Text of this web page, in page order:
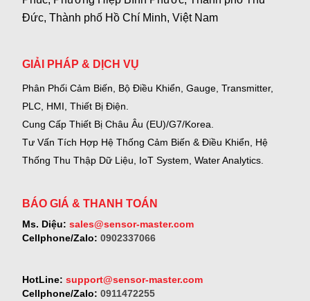
Đức, Thành phố Hồ Chí Minh, Việt Nam
GIẢI PHÁP & DỊCH VỤ
Phân Phối Cảm Biến, Bộ Điều Khiển, Gauge, Transmitter,
PLC, HMI, Thiết Bị Điện.
Cung Cấp Thiết Bị Châu Âu (EU)/G7/Korea.
Tư Vấn Tích Hợp Hệ Thống Cảm Biến & Điều Khiển, Hệ
Thống Thu Thập Dữ Liệu, IoT System, Water Analytics.
BÁO GIÁ & THANH TOÁN
Ms. Diệu: sales@sensor-master.com
Cellphone/Zalo: 0902337066
HotLine: support@sensor-master.com
Cellphone/Zalo: 0911472255